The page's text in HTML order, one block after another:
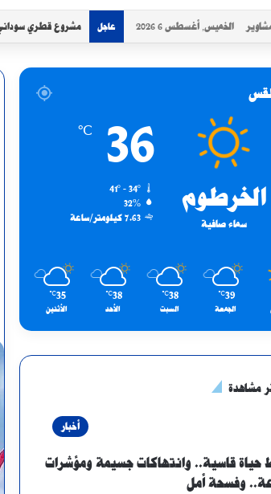
الخميس, أغسطس 6 2026 عاجل مشروع قطري سوداني
الخرطوم
سماء صافية
36
℃
41º - 34º
32%
7.63 كيلومتر/ساعة
39
℃
الجمعة
38
℃
السبت
38
℃
الأحد
35
℃
الأثنين
مشاهدة
أخبار
قاسية.. وانتهاكات جسيمة ومؤشرات
وفسحة أمل